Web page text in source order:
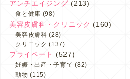
アンチエイジング (213)
食と健康 (98)
美容皮膚科・クリニック (160)
美容皮膚科 (28)
クリニック (137)
プライベート (527)
妊娠・出産・子育て (82)
動物 (115)